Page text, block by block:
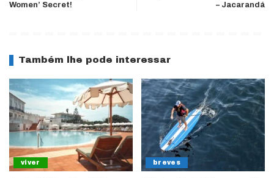
Women’ Secret!
– Jacarandá
Também lhe pode interessar
viver breves